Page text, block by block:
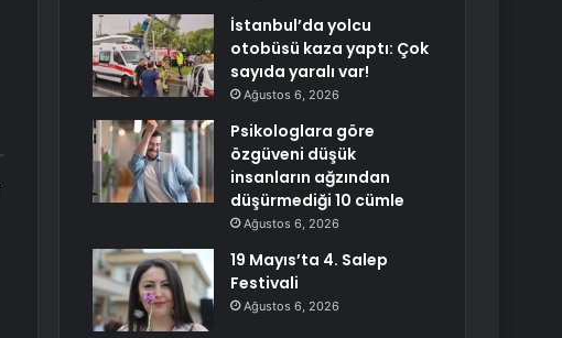
İstanbul’da yolcu
otobüsü kaza yaptı: Çok
sayıda yaralı var!
Ağustos 6, 2026
Psikologlara göre
özgüveni düşük
insanların ağzından
düşürmediği 10 cümle
Ağustos 6, 2026
19 Mayıs’ta 4. Salep
Festivali
Ağustos 6, 2026